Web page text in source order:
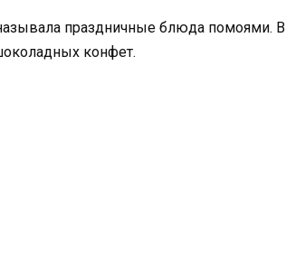
праздничные блюда помоями. В
конфет.